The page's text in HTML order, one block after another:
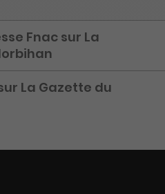
Fnac sur La
La Gazette du